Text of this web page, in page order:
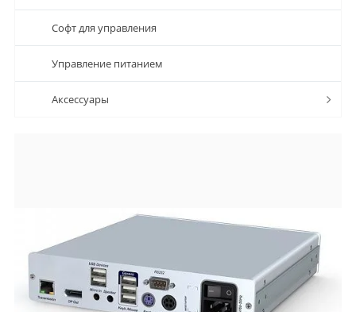
Софт для управления
Управление питанием
Аксессуары